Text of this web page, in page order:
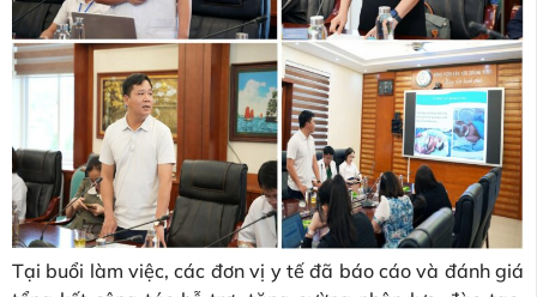
Tại buổi làm việc, các đơn vị y tế đã báo cáo và đánh giá